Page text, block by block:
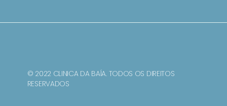
© 2022 CLINICA DA BAÍA. TODOS OS DIREITOS
RESERVADOS